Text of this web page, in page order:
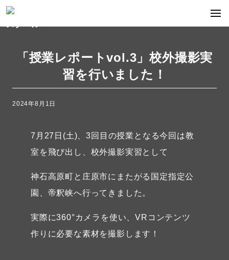
「授業レポートvol.3」校外撮影実
習を行いました！
2024年8月1日
7月27日(土)、3回目の授業となる今回は教
室を飛び出し、校外撮影実習として
神石高原町と庄原市にまたがる国定指定公
園、帝釈峡へ行ってきました。
実際に360°カメラを使い、VRコンテンツ
作りに必要な素材を撮影します！